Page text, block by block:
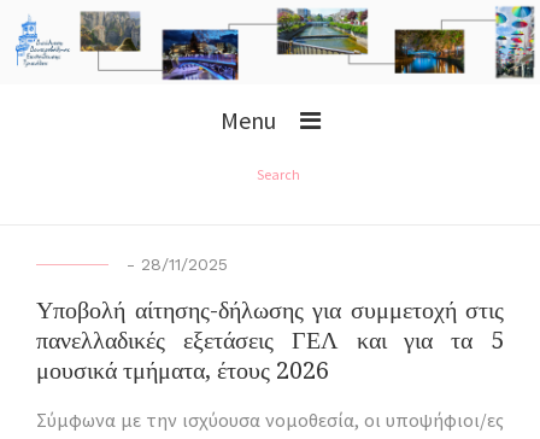
Menu
Search
- 28/11/2025
Υποβολή αίτησης-δήλωσης για συμμετοχή στις
πανελλαδικές εξετάσεις ΓΕΛ και για τα 5
μουσικά τμήματα, έτους 2026
Σύμφωνα με την ισχύουσα νομοθεσία, οι υποψήφιοι/ες